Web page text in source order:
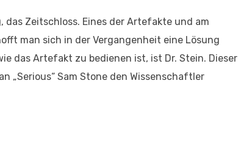
Zeitschloss. Eines der Artefakte und am
man sich in der Vergangenheit eine Lösung
das Artefakt zu bedienen ist, ist Dr. Stein. Dieser
„Serious“ Sam Stone den Wissenschaftler